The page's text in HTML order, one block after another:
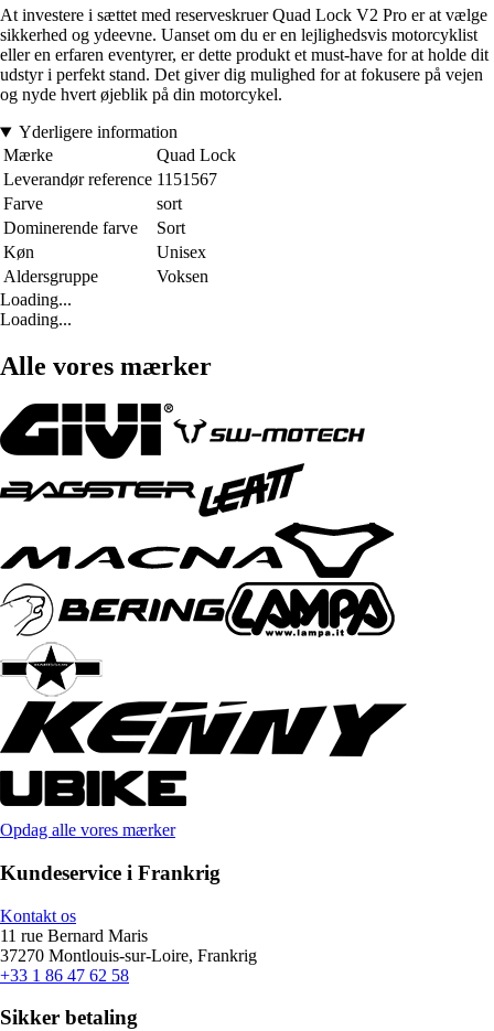
At investere i sættet med reserveskruer Quad Lock V2 Pro er at vælge
sikkerhed og ydeevne. Uanset om du er en lejlighedsvis motorcyklist
eller en erfaren eventyrer, er dette produkt et must-have for at holde dit
udstyr i perfekt stand. Det giver dig mulighed for at fokusere på vejen
og nyde hvert øjeblik på din motorcykel.
Yderligere information
Mærke
Quad Lock
Leverandør reference 1151567
Farve
sort
Dominerende farve
Sort
Køn
Unisex
Aldersgruppe
Voksen
Loading...
Loading...
Alle vores mærker
Opdag alle vores mærker
Kundeservice i Frankrig
Kontakt os
11 rue Bernard Maris
37270 Montlouis-sur-Loire, Frankrig
+33 1 86 47 62 58
Sikker betaling